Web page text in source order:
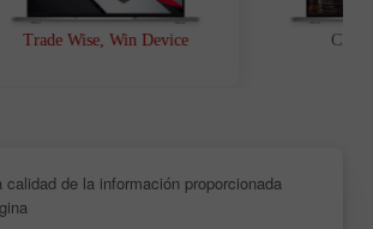
Trade Wise, Win Device
calidad de la información proporcionada